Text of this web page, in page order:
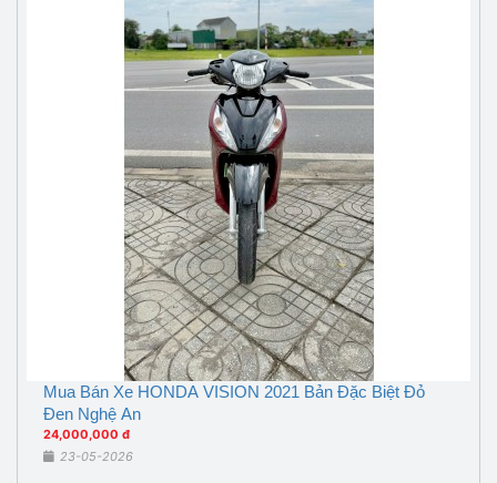
Mua Bán Xe HONDA VISION 2021 Bản Đặc Biệt Đỏ
Đen Nghệ An
24,000,000 đ
23-05-2026